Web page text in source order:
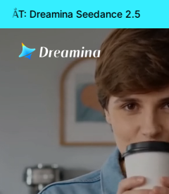
Dreamina Seedance 2.5
Trang chủ Tạo